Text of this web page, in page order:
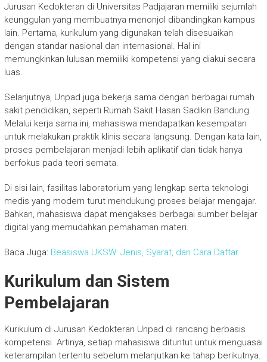
Jurusan Kedokteran di Universitas Padjajaran memiliki sejumlah
keunggulan yang membuatnya menonjol dibandingkan kampus
lain. Pertama, kurikulum yang digunakan telah disesuaikan
dengan standar nasional dan internasional. Hal ini
memungkinkan lulusan memiliki kompetensi yang diakui secara
luas.
Selanjutnya, Unpad juga bekerja sama dengan berbagai rumah
sakit pendidikan, seperti Rumah Sakit Hasan Sadikin Bandung.
Melalui kerja sama ini, mahasiswa mendapatkan kesempatan
untuk melakukan praktik klinis secara langsung. Dengan kata lain,
proses pembelajaran menjadi lebih aplikatif dan tidak hanya
berfokus pada teori semata.
Di sisi lain, fasilitas laboratorium yang lengkap serta teknologi
medis yang modern turut mendukung proses belajar mengajar.
Bahkan, mahasiswa dapat mengakses berbagai sumber belajar
digital yang memudahkan pemahaman materi.
Baca Juga: Beasiswa UKSW: Jenis, Syarat, dan Cara Daftar
Kurikulum dan Sistem
Pembelajaran
Kurikulum di Jurusan Kedokteran Unpad di rancang berbasis
kompetensi. Artinya, setiap mahasiswa dituntut untuk menguasai
keterampilan tertentu sebelum melanjutkan ke tahap berikutnya.